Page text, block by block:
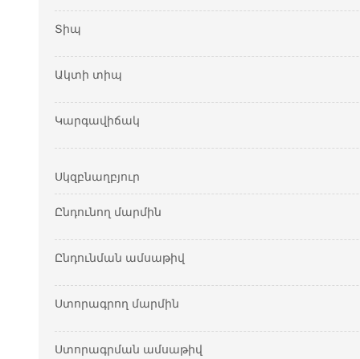
Տիպ
Ակտի տիպ
Կարգավիճակ
Սկզբնաղբյուր
Ընդունող մարմին
Ընդունման ամսաթիվ
Ստորագրող մարմին
Ստորագրման ամսաթիվ